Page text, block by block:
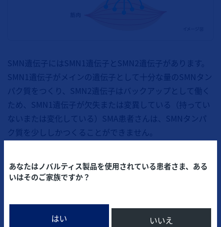
SMN遺伝子にはSMN1遺伝子と SMN2遺伝子があります。
SMN1遺伝子がメインの遺伝子として十分な量のSMNタン
パク質をつくり、 SMN2遺伝子はバックアップとして働く
ため、 SMN1遺伝子が欠失または変異している（持ってい
ないまたは変化している）SMA患者さんは、SMNタンパ
ク質を少ししかつくることができません。
分な量のSMNタンパク質をつくることができるようにな
るかが鍵となります。
あなたはノバルティス製品を使用されている患者さま、ある
いはそのご家族ですか？
はい いいえ